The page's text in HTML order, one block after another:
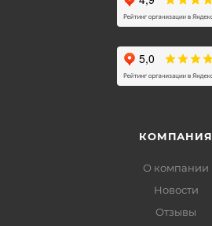
КОМПАНИЯ
О компании
Новости
Отзывы